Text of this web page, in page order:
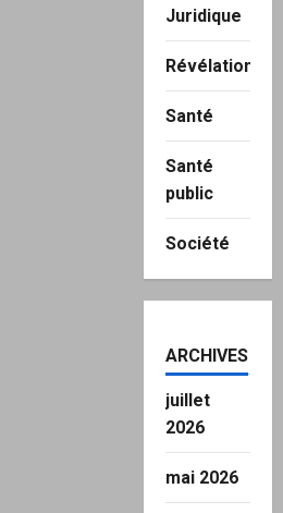
Juridique
Révélation
Santé
Santé
public
Société
ARCHIVES
juillet
2026
mai 2026